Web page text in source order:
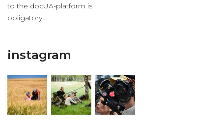
to the docUA-platform is
obligatory..
instagram